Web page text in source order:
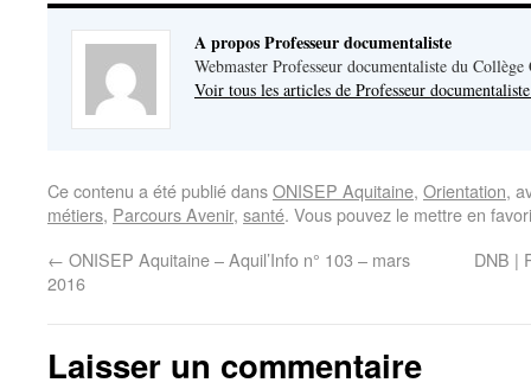
A propos Professeur documentaliste
Webmaster Professeur documentaliste du Collège
Voir tous les articles de Professeur
Ce contenu a été publié dansONISEP Aquitaine, Orientation,
métiers, Parcours Avenir, santé. Vous pouvez le mettre en
← ONISEP Aquitaine – Aquil’Info n° 103 – mars
2016
DNB |
Laisser un commentaire